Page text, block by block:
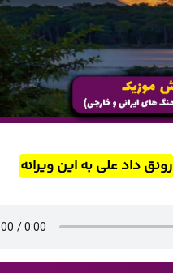
رونق داد علی به این ویرانه